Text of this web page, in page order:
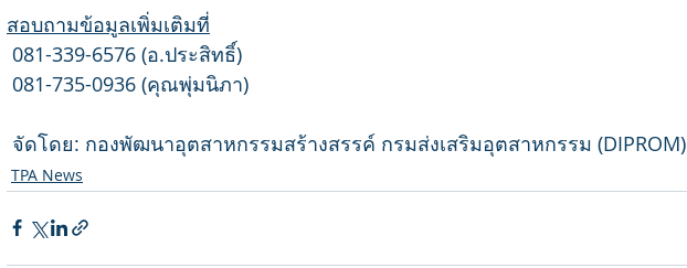
สอบถามข้อมูลเพิ่มเติมที่
081-339-6576 (อ.ประสิทธิ์)
081-735-0936 (คุณพุ่มนิภา)
จัดโดย: กองพัฒนาอุตสาหกรรมสร้างสรรค์ กรมส่งเสริมอุตสาหกรรม (DIPROM)
TPA News